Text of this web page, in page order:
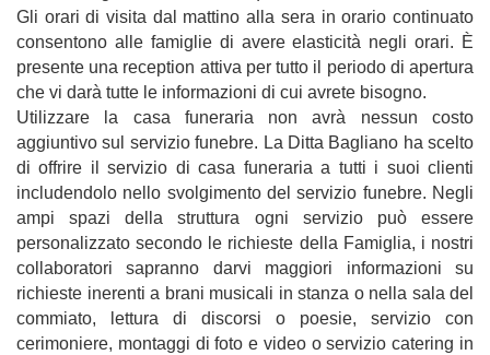
Gli orari di visita dal mattino alla sera in orario continuato
consentono alle famiglie di avere elasticità negli orari. È
presente una reception attiva per tutto il periodo di apertura
che vi darà tutte le informazioni di cui avrete bisogno.
Utilizzare la casa funeraria non avrà nessun costo
aggiuntivo sul servizio funebre. La Ditta Bagliano ha scelto
di offrire il servizio di casa funeraria a tutti i suoi clienti
includendolo nello svolgimento del servizio funebre. Negli
ampi spazi della struttura ogni servizio può essere
personalizzato secondo le richieste della Famiglia, i nostri
collaboratori sapranno darvi maggiori informazioni su
richieste inerenti a brani musicali in stanza o nella sala del
commiato, lettura di discorsi o poesie, servizio con
cerimoniere, montaggi di foto e video o servizio catering in